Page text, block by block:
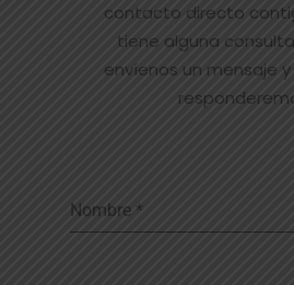
contacto directo
tiene alguna
envíenos un mensaje
Nombre *